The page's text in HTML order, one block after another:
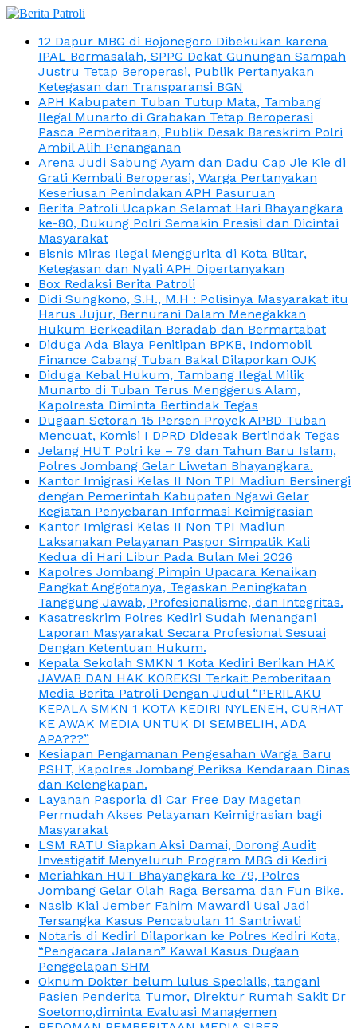
12 Dapur MBG di Bojonegoro Dibekukan karena
IPAL Bermasalah, SPPG Dekat Gunungan Sampah
Justru Tetap Beroperasi, Publik Pertanyakan
Ketegasan dan Transparansi BGN
APH Kabupaten Tuban Tutup Mata, Tambang
Ilegal Munarto di Grabakan Tetap Beroperasi
Pasca Pemberitaan, Publik Desak Bareskrim Polri
Ambil Alih Penanganan
Arena Judi Sabung Ayam dan Dadu Cap Jie Kie di
Grati Kembali Beroperasi, Warga Pertanyakan
Keseriusan Penindakan APH Pasuruan
Berita Patroli Ucapkan Selamat Hari Bhayangkara
ke-80, Dukung Polri Semakin Presisi dan Dicintai
Masyarakat
Bisnis Miras Ilegal Menggurita di Kota Blitar,
Ketegasan dan Nyali APH Dipertanyakan
Box Redaksi Berita Patroli
Didi Sungkono, S.H., M.H : Polisinya Masyarakat itu
Harus Jujur, Bernurani Dalam Menegakkan
Hukum Berkeadilan Beradab dan Bermartabat
Diduga Ada Biaya Penitipan BPKB, Indomobil
Finance Cabang Tuban Bakal Dilaporkan OJK
Diduga Kebal Hukum, Tambang Ilegal Milik
Munarto di Tuban Terus Menggerus Alam,
Kapolresta Diminta Bertindak Tegas
Dugaan Setoran 15 Persen Proyek APBD Tuban
Mencuat, Komisi I DPRD Didesak Bertindak Tegas
Jelang HUT Polri ke – 79 dan Tahun Baru Islam,
Polres Jombang Gelar Liwetan Bhayangkara.
Kantor Imigrasi Kelas II Non TPI Madiun Bersinergi
dengan Pemerintah Kabupaten Ngawi Gelar
Kegiatan Penyebaran Informasi Keimigrasian
Kantor Imigrasi Kelas II Non TPI Madiun
Laksanakan Pelayanan Paspor Simpatik Kali
Kedua di Hari Libur Pada Bulan Mei 2026
Kapolres Jombang Pimpin Upacara Kenaikan
Pangkat Anggotanya, Tegaskan Peningkatan
Tanggung Jawab, Profesionalisme, dan Integritas.
Kasatreskrim Polres Kediri Sudah Menangani
Laporan Masyarakat Secara Profesional Sesuai
Dengan Ketentuan Hukum.
Kepala Sekolah SMKN 1 Kota Kediri Berikan HAK
JAWAB DAN HAK KOREKSI Terkait Pemberitaan
Media Berita Patroli Dengan Judul “PERILAKU
KEPALA SMKN 1 KOTA KEDIRI NYLENEH, CURHAT
KE AWAK MEDIA UNTUK DI SEMBELIH, ADA
APA???”
Kesiapan Pengamanan Pengesahan Warga Baru
PSHT, Kapolres Jombang Periksa Kendaraan Dinas
dan Kelengkapan.
Layanan Pasporia di Car Free Day Magetan
Permudah Akses Pelayanan Keimigrasian bagi
Masyarakat
LSM RATU Siapkan Aksi Damai, Dorong Audit
Investigatif Menyeluruh Program MBG di Kediri
Meriahkan HUT Bhayangkara ke 79, Polres
Jombang Gelar Olah Raga Bersama dan Fun Bike.
Nasib Kiai Jember Fahim Mawardi Usai Jadi
Tersangka Kasus Pencabulan 11 Santriwati
Notaris di Kediri Dilaporkan ke Polres Kediri Kota,
“Pengacara Jalanan” Kawal Kasus Dugaan
Penggelapan SHM
Oknum Dokter belum lulus Specialis, tangani
Pasien Penderita Tumor, Direktur Rumah Sakit Dr
Soetomo,diminta Evaluasi Managemen